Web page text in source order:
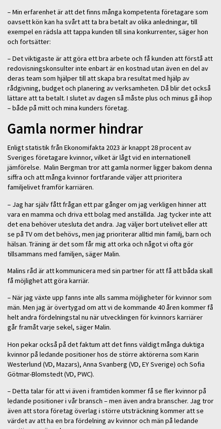
– Min erfarenhet är att det finns många kompetenta företagare som
oavsett kön kan ha svårt att ta bra betalt av olika anledningar, till
exempel en rädsla att tappa kunden till sina konkurrenter, säger hon
och fortsätter:
– Det viktigaste är att göra ett bra arbete och få kunden att förstå att
redovisningskonsulter inte enbart är en kostnad utan även en del av
deras team som hjälper till att skapa bra resultat med hjälp av
rådgivning, budget och planering av verksamheten. Då blir det också
lättare att ta betalt. I slutet av dagen så måste plus och minus gå ihop
– både på mitt och mina kunders företag.
Gamla normer hindrar
Enligt statistik från Ekonomifakta 2023 är knappt 28 procent av
Sveriges företagare kvinnor, vilket är lågt vid en internationell
jämförelse. Malin Bergman tror att gamla normer ligger bakom denna
siffra och att många kvinnor fortfarande väljer att prioritera
familjelivet framför karriären.
– Jag har själv fått frågan ett par gånger om jag verkligen hinner att
vara en mamma och driva ett bolag med anställda. Jag tycker inte att
det ena behöver utesluta det andra. Jag väljer bort utelivet eller att
se på TV om det behövs, men jag prioriterar alltid min familj, barn och
hälsan. Träning är det som får mig att orka och något vi ofta gör
tillsammans med familjen, säger Malin.
Malins råd är att kommunicera med sin partner för att få att båda skall
få möjlighet att göra karriär.
– När jag växte upp fanns inte alls samma möjligheter för kvinnor som
män. Men jag är övertygad om att vi de kommande 40 åren kommer få
helt andra fördelningstal nu när utvecklingen för kvinnors karriärer
går framåt varje sekel, säger Malin.
Hon pekar också på det faktum att det finns väldigt många duktiga
kvinnor på ledande positioner hos de större aktörerna som Karin
Westerlund (VD, Mazars), Anna Svanberg (VD, EY Sverige) och Sofia
Götmar-Blomstedt (VD, PWC).
– Detta talar för att vi även i framtiden kommer få se fler kvinnor på
ledande positioner i vår bransch – men även andra branscher. Jag tror
även att stora företag överlag i större utsträckning kommer att se
värdet av att ha en bra fördelning av kvinnor och män på ledande